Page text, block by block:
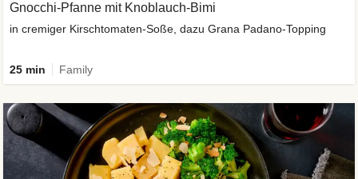
Gnocchi-Pfanne mit Knoblauch-Bimi
in cremiger Kirschtomaten-Soße, dazu Grana Padano-Topping
25 min Family